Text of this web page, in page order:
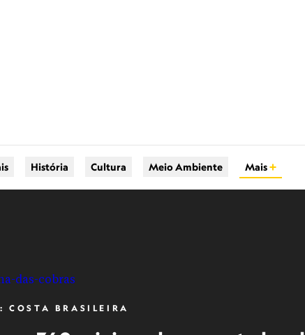
História Cultura Meio Ambiente Mais
COSTA BRASILEIRA